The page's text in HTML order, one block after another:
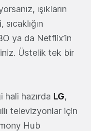
ışıkların
ya da Netflix’in
Üstelik tek bir
hazırda LG,
televizyonlar için
Hub